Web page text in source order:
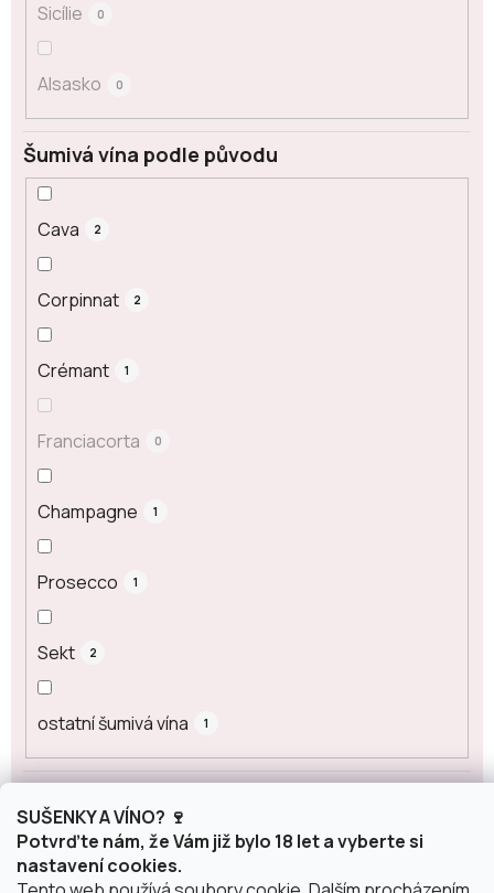
SUŠENKY A VÍNO? 🍷
Potvrďte nám, že Vám již bylo 18 let a vyberte si
nastavení cookies.
Sicílie 0
Alsasko 0
Šumivá vína podle původu
Cava 2
Corpinnat 2
Crémant 1
Franciacorta 0
Champagne 1
Prosecco 1
Sekt 2
ostatní šumivá vína 1
0 % 0